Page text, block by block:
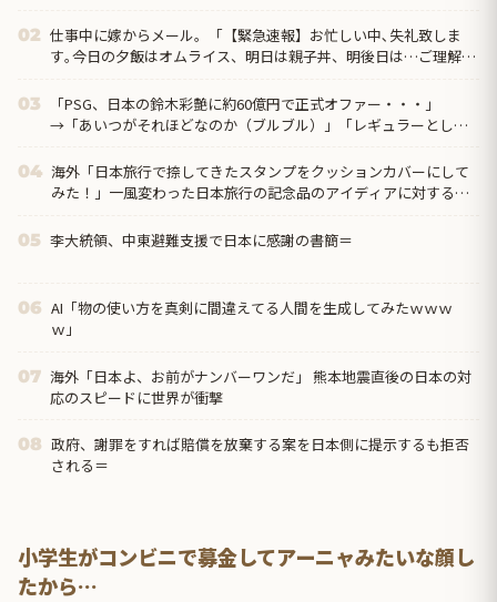
02 仕事中に嫁からメール。「【緊急速報】お忙しい中､失礼致しま
す｡今日の夕飯はオムライス、明日は親子丼、明後日は…ご理解と
03
「PSG、日本の鈴木彩艶に約60億円で正式オファー・・・」
→「あいつがそれほどなのか（ブルブル）」「レギュラーとして
04 海外「日本旅行で捺してきたスタンプをクッションカバーにして
みた！」一風変わった日本旅行の記念品のアイディアに対する海
05 李大統領、中東避難支援で日本に感謝の書簡＝
06 AI「物の使い方を真剣に間違えてる人間を生成してみたｗｗｗ
ｗ」
07 海外「日本よ、お前がナンバーワンだ」 熊本地震直後の日本の対
応のスピードに世界が衝撃
08 政府、謝罪をすれば賠償を放棄する案を日本側に提示するも拒否
される＝
小学生がコンビニで募金してアーニャみたいな顔し
たから…